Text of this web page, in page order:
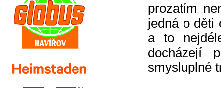
prozatím
jedná o děti
a to
docházejí
smysluplné